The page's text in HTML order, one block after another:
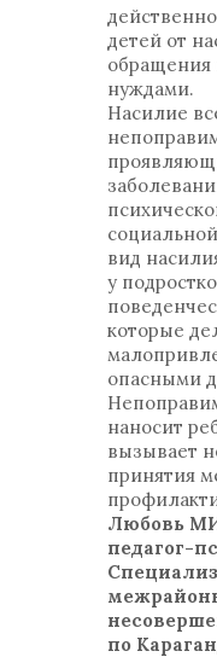
детей от
обращения
нуждами.
Насилие
вид
у
которые
опасными
наносит
вызывает
принятия
Любовь
педагог-
по